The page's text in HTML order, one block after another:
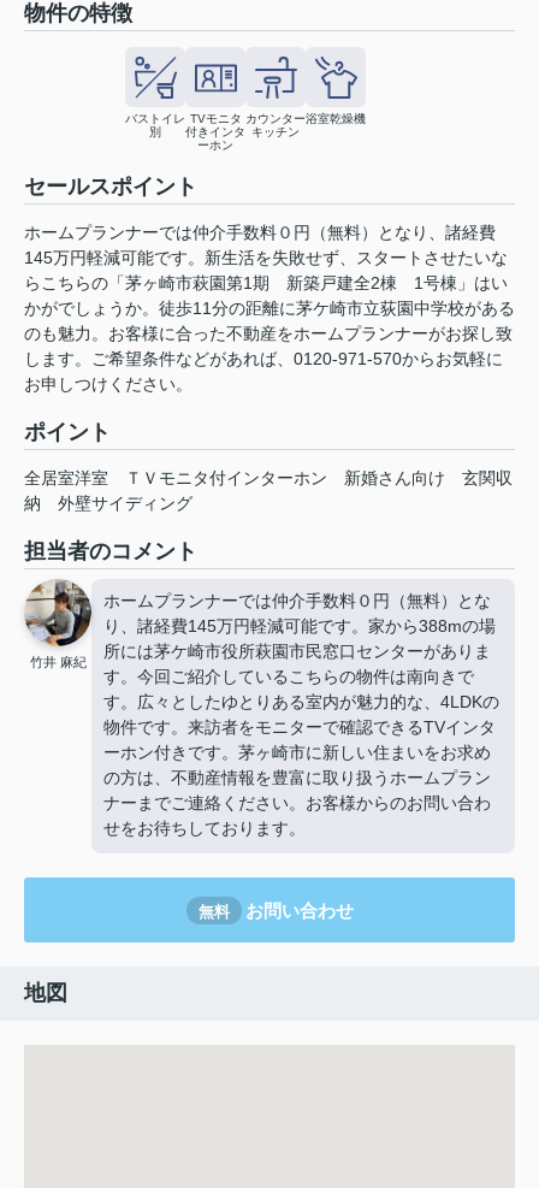
物件の特徴
バストイレ
別
TVモニタ
付きインタ
ーホン
カウンター
キッチン
浴室乾燥機
セールスポイント
ホームプランナーでは仲介手数料０円（無料）となり、諸経費
145万円軽減可能です。新生活を失敗せず、スタートさせたいな
らこちらの「茅ヶ崎市萩園第1期 新築戸建全2棟 1号棟」はい
かがでしょうか。徒歩11分の距離に茅ケ崎市立荻園中学校がある
のも魅力。お客様に合った不動産をホームプランナーがお探し致
します。ご希望条件などがあれば、0120-971-570からお気軽に
お申しつけください。
ポイント
全居室洋室 ＴＶモニタ付インターホン 新婚さん向け
玄関収
納
外壁サイディング
担当者のコメント
竹井 麻紀
ホームプランナーでは仲介手数料０円（無料）とな
り、諸経費145万円軽減可能です。家から388mの場
所には茅ケ崎市役所萩園市民窓口センターがありま
す。今回ご紹介しているこちらの物件は南向きで
す。広々としたゆとりある室内が魅力的な、4LDKの
物件です。来訪者をモニターで確認できるTVインタ
ーホン付きです。茅ヶ崎市に新しい住まいをお求め
の方は、不動産情報を豊富に取り扱うホームプラン
ナーまでご連絡ください。お客様からのお問い合わ
せをお待ちしております。
無料 お問い合わせ
地図